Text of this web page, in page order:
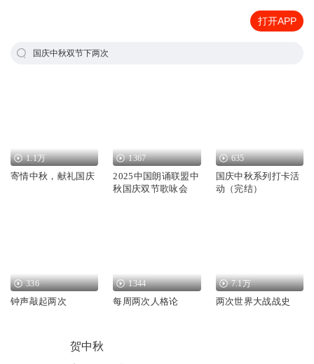
打开APP
国庆中秋双节下两次
1.1万
寄情中秋，献礼国庆
1367
2025中国朗诵联盟中
秋国庆双节歌咏会
635
国庆中秋系列打卡活
动（完结）
336
钟声敲起两次
1344
每周两次人格论
7.1万
两次世界大战战史
贺中秋